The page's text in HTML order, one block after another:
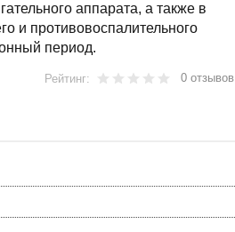
аппарата, а также в
и противовоспалительного
период.
Рейтинг: 0 отзывов